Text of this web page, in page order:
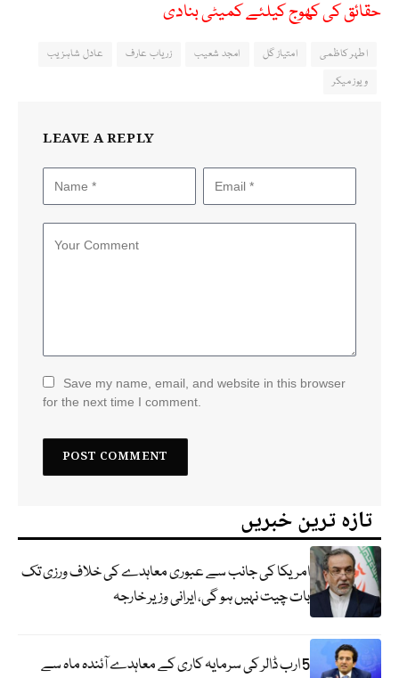
حقائق کی کھوج کیلئے کمیٹی بنادی
اطہر کاظمی امتیاز گل امجد شعیب زریاب عارف
عادل شاہزیب
ویوز میکر
LEAVE A REPLY
Save my name, email, and website in this browser
for the next time I comment.
تازہ ترین خبریں
امریکا کی جانب سے عبوری معاہدے کی خلاف ورزی تک
بات چیت نہیں ہو گی، ایرانی وزیر خارجہ
5 ارب ڈالر کی سرمایہ کاری کے معاہدے آئندہ ماہ سے